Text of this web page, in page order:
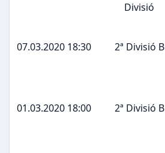
Divisió
07.03.2020 18:30 2ª Divisió B
01.03.2020 18:00 2ª Divisió B